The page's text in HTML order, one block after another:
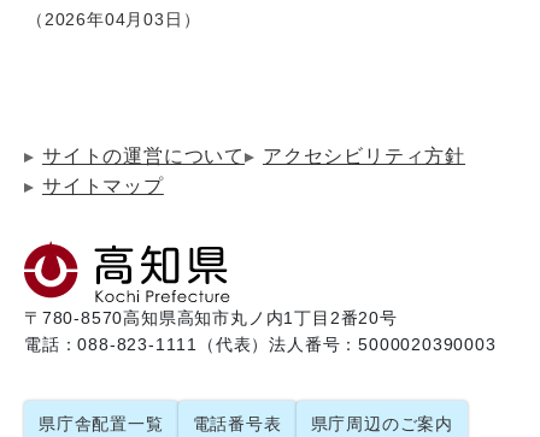
2026年04月03日
サイトの運営について
アクセシビリティ方針
サイトマップ
〒780-8570高知県高知市丸ノ内1丁目2番20号
電話：088-823-1111（代表）法人番号：5000020390003
県庁舎配置一覧 電話番号表 県庁周辺のご案内